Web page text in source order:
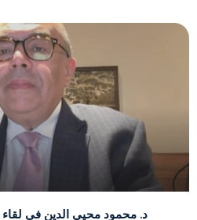
د. محمود محيي الدين في لقاء